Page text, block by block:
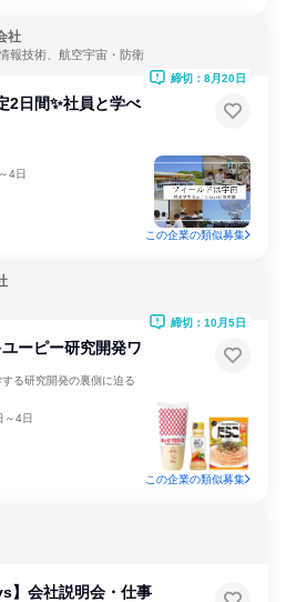
社
報技術、航空宇宙・防衛
2日間✨社員と学べ
4日
締切：8月20日
この企業の類似募集
ーピー研究開発ワ
る研究開発の裏側に迫る
～4日
締切：10月5日
この企業の類似募集
】会社説明会・仕事